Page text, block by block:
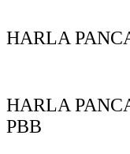
HARLA
HARLA
PBB